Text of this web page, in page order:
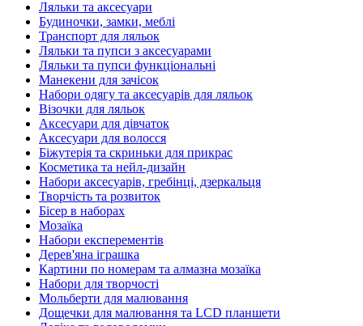
Ляльки та аксесуари
Будиночки, замки, меблі
Транспорт для ляльок
Ляльки та пупси з аксесуарами
Ляльки та пупси функціональні
Манекени для зачісок
Набори одягу та аксесуарів для ляльок
Візочки для ляльок
Аксесуари для дівчаток
Аксесуари для волосся
Біжутерія та скриньки для прикрас
Косметика та нейл-дизайн
Набори аксесуарів, гребінці, дзеркальця
Творчість та розвиток
Бісер в наборах
Мозаїка
Набори експерементів
Дерев'яна іграшка
Картини по номерам та алмазна мозаїка
Набори для творчості
Мольберти для малювання
Дощечки для малювання та LCD планшети